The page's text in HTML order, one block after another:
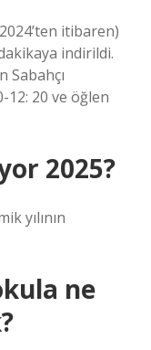
itibaren)
indirildi.
Sabahçı
12: 20 ve öğlen
2025?
yılının
ne